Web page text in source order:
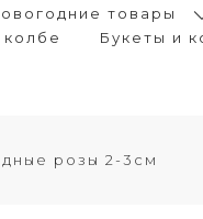
товары
Букеты и
розы 2-3см